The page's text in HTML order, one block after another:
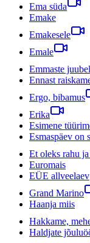
Ema süda
Emake
Emakesele
Emale
Emmaste
Ennast
Ergo, bibamus
Erika
Esimene
Esmaspäev on
Et oleks rahu
Euromais
EÜE allveelaev
Grand Marino
Haanja miis
Hakkame,
Haldjate